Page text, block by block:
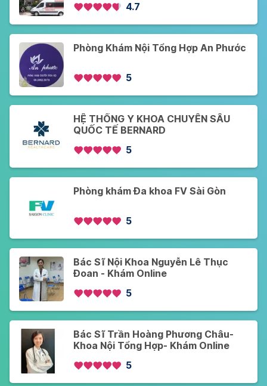
4.7
Phòng Khám Nội Tổng Hợp An Phước
5
HỆ THỐNG Y KHOA CHUYÊN SÂU
QUỐC TẾ BERNARD
5
Phòng khám Đa khoa FV Sài Gòn
5
Bác Sĩ Nội Khoa Nguyễn Lê Thục
Đoan - Khám Online
5
Bác Sĩ Trần Hoàng Phương Châu-
Khoa Nội Tổng Hợp- Khám Online
5